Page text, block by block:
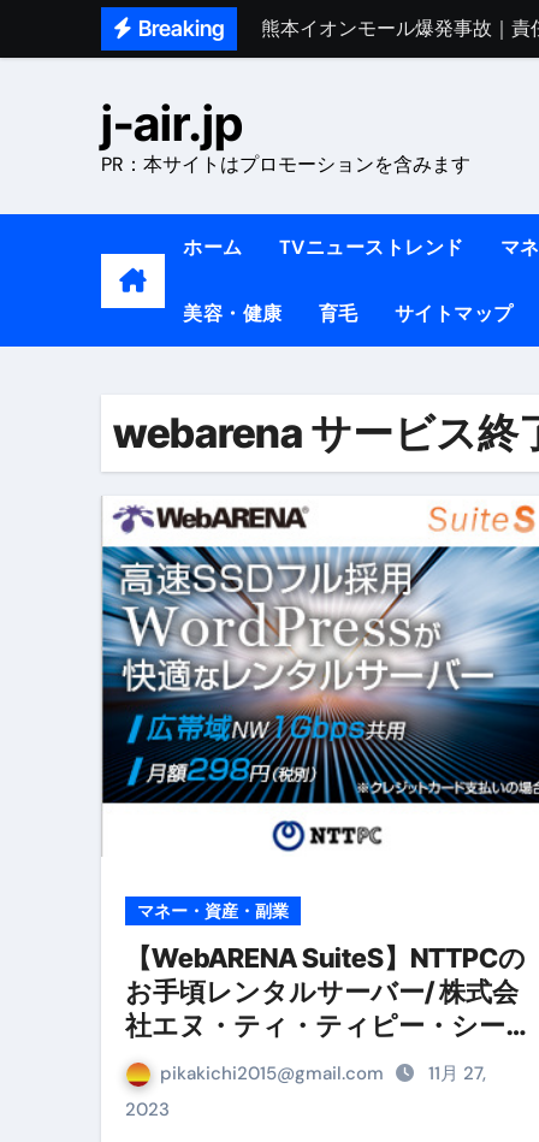
Breaking
熊本イオンモール爆発事故｜責
【医者が教える】本当に痩せる
中町綾が2週間で3.5kg痩せた
【医者が解説】このふくらはぎ
【美容】ダイエットに対する
【1日ダイエットルーティン】
『葬送のフリーレン』の学び｜
リサイクル業者の無料回収・無
山梨県震度6弱と富士山噴火の
青森県震度6とベネゼエラM7級
Cookie同意管理ツール「
金融ブラックでも毎日「ビット
【輸入消費税】輸入に消費税は
この動画は国にすぐ消されま
意外にありえる？日経平均
アフィリエイト【稼げるキーワ
【必見】融資受けるなら”コレ”
弁護士が教える「投資詐欺」
【PR】フリーランス必見！入
j-air.jp
PR：本サイトはプロモーションを含みます
ホーム TVニューストレンド マ
美容・健康 育毛 サイトマップ
webarena サービス終
マネー・資産・副業
【WebARENA SuiteS】NTTPCの
お手頃レンタルサーバー/ 株式会
社エヌ・ティ・ティピー・シー
コミュニケーションズ
pikakichi2015@gmail.com
11月 27,
2023